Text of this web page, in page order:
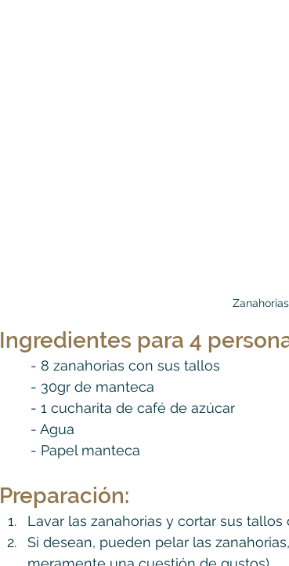
Ingredientes para 4
	- 8 zanahorias con sus tallos
	- 30gr de manteca
	- 1 cucharita de café de azúcar
	- Agua
	- Papel manteca
Preparación:
Lavar las zanahorias y cortar sus
Si desean, pueden pelar las